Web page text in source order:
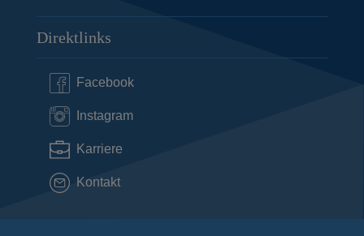
Direktlinks
Facebook
Instagram
Karriere
Kontakt